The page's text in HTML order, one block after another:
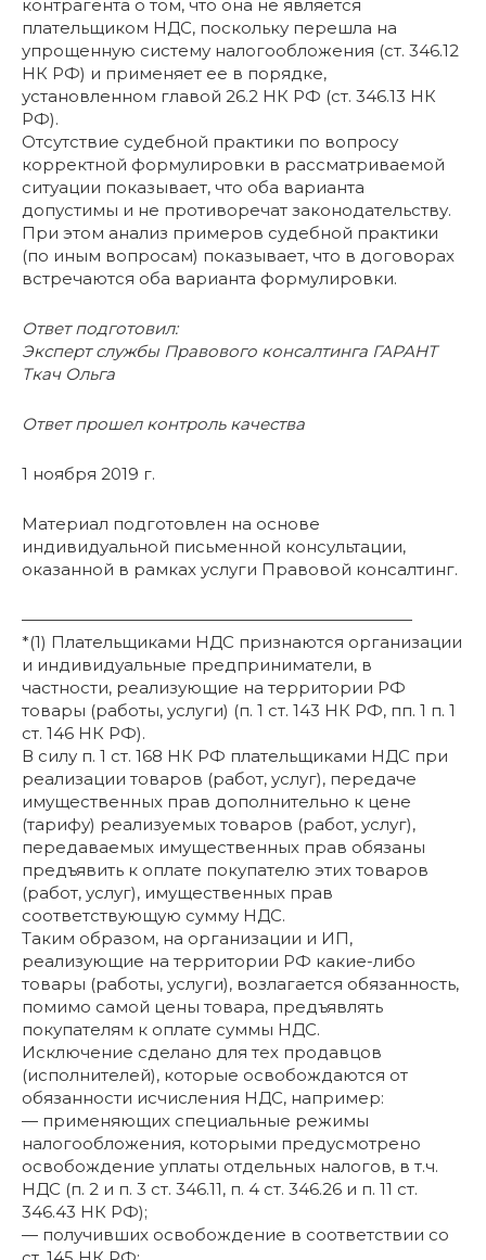
контрагента о том, что она не является
плательщиком НДС, поскольку перешла на
упрощенную систему налогообложения (ст. 346.12
НК РФ) и применяет ее в порядке,
установленном главой 26.2 НК РФ (ст. 346.13 НК
РФ).
Отсутствие судебной практики по вопросу
корректной формулировки в рассматриваемой
ситуации показывает, что оба варианта
допустимы и не противоречат законодательству.
При этом анализ примеров судебной практики
(по иным вопросам) показывает, что в договорах
встречаются оба варианта формулировки.
Ответ подготовил:
Эксперт службы Правового консалтинга ГАРАНТ
Ткач Ольга
Ответ прошел контроль качества
1 ноября 2019 г.
Материал подготовлен на основе
индивидуальной письменной консультации,
оказанной в рамках услуги Правовой консалтинг.
————————————————————————
*(1) Плательщиками НДС признаются организации
и индивидуальные предприниматели, в
частности, реализующие на территории РФ
товары (работы, услуги) (п. 1 ст. 143 НК РФ, пп. 1 п. 1
ст. 146 НК РФ).
В силу п. 1 ст. 168 НК РФ плательщиками НДС при
реализации товаров (работ, услуг), передаче
имущественных прав дополнительно к цене
(тарифу) реализуемых товаров (работ, услуг),
передаваемых имущественных прав обязаны
предъявить к оплате покупателю этих товаров
(работ, услуг), имущественных прав
соответствующую сумму НДС.
Таким образом, на организации и ИП,
реализующие на территории РФ какие-либо
товары (работы, услуги), возлагается обязанность,
помимо самой цены товара, предъявлять
покупателям к оплате суммы НДС.
Исключение сделано для тех продавцов
(исполнителей), которые освобождаются от
обязанности исчисления НДС, например:
— применяющих специальные режимы
налогообложения, которыми предусмотрено
освобождение уплаты отдельных налогов, в т.ч.
НДС (п. 2 и п. 3 ст. 346.11, п. 4 ст. 346.26 и п. 11 ст.
346.43 НК РФ);
— получивших освобождение в соответствии со